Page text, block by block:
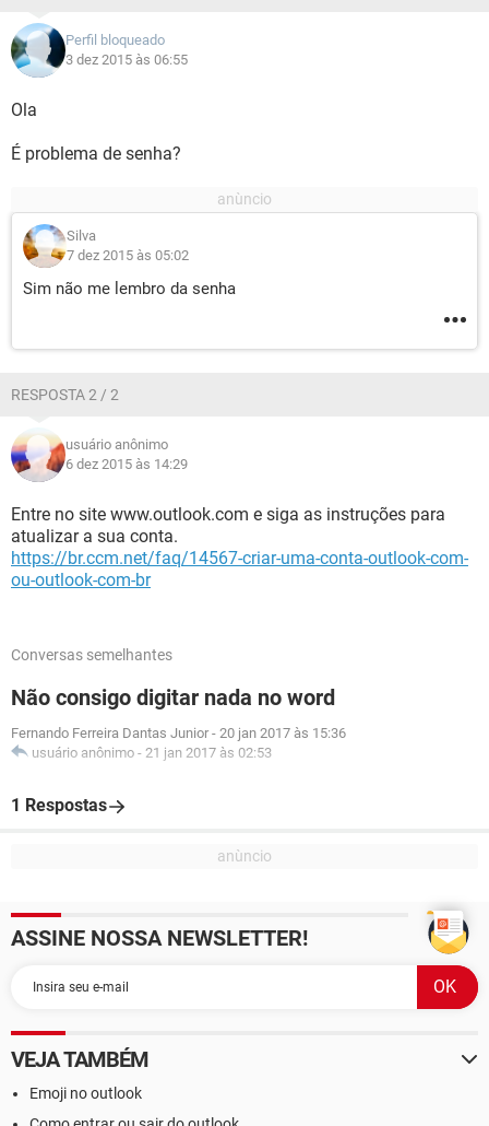
Perfil bloqueado
3 dez 2015 às 06:55
Ola
É problema de senha?
Silva
7 dez 2015 às 05:02
Sim não me lembro da senha
RESPOSTA 2 / 2
usuário anônimo
6 dez 2015 às 14:29
Entre no site www.outlook.com e siga as instruções para
atualizar a sua conta.
https://br.ccm.net/faq/14567-criar-uma-conta-outlook-com-
ou-outlook-com-br
Conversas semelhantes
Não consigo digitar nada no word
Fernando Ferreira Dantas Junior - 20 jan 2017 às 15:36
usuário anônimo - 21 jan 2017 às 02:53
1 Respostas
ASSINE NOSSA NEWSLETTER!
VEJA TAMBÉM
Emoji no outlook